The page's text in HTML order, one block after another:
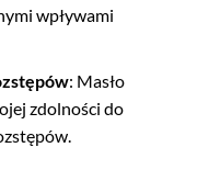
wpływami
: Masło
zdolności do